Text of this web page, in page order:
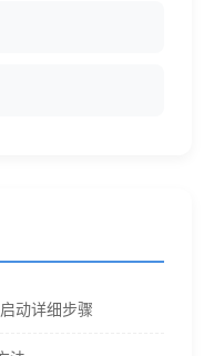
动详细步骤